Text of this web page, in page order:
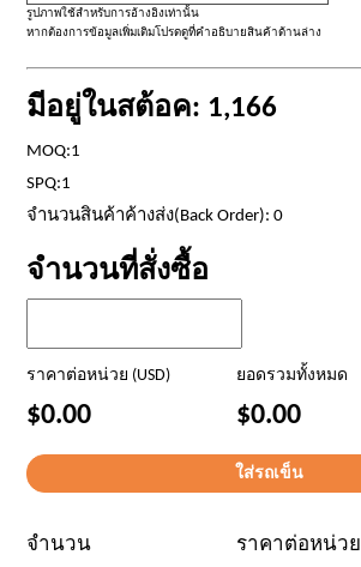
รูปภาพใช้สำหรับการอ้างอิงเท่านั้น
หากต้องการข้อมูลเพิ่มเติมโปรดดูที่คำอธิบายสินค้าด้านล่าง
มีอยู่ในสต้อค: 1,166
MOQ:1
SPQ:1
จำนวนสินค้าค้างส่ง(Back Order): 0
จำนวนที่สั่งซื้อ
ราคาต่อหน่วย (USD) ยอดรวมทั้งหมด
$0.00 $0.00
จำนวน
ราคาต่อหน่วย